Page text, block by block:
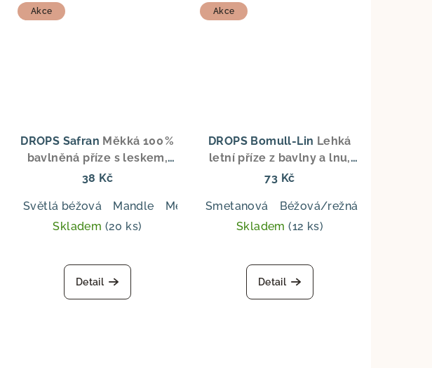
Světlá šedá Antracit
Tmavá šedá
Akce
DROPS Safran Měkká 100 %
bavlněná příze s leskem,
ideální pro letní oděvy, topy
38 Kč
Světlá béžová Mandle Mech Tmavá modrá Džínová modrá
Skladem (20 ks)
Detail
Akce
DROPS Bomull-Lin Lehká
letní příze z bavlny a lnu,
aran tloušťka, pro svetry,
73 Kč
Smetanová Béžová/režná
Skladem(12 ks)
Detail